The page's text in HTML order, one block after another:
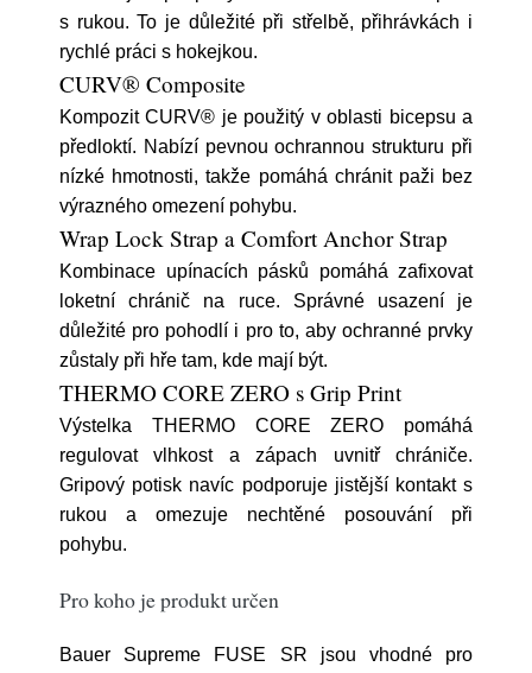
s rukou. To je důležité při střelbě, přihrávkách i
rychlé práci s hokejkou.
CURV® Composite
Kompozit CURV® je použitý v oblasti bicepsu a
předloktí. Nabízí pevnou ochrannou strukturu při
nízké hmotnosti, takže pomáhá chránit paži bez
výrazného omezení pohybu.
Wrap Lock Strap a Comfort Anchor Strap
Kombinace upínacích pásků pomáhá zafixovat
loketní chránič na ruce. Správné usazení je
důležité pro pohodlí i pro to, aby ochranné prvky
zůstaly při hře tam, kde mají být.
THERMO CORE ZERO s Grip Print
Výstelka THERMO CORE ZERO pomáhá
regulovat vlhkost a zápach uvnitř chrániče.
Gripový potisk navíc podporuje jistější kontakt s
rukou a omezuje nechtěné posouvání při
pohybu.
Pro koho je produkt určen
Bauer Supreme FUSE SR jsou vhodné pro